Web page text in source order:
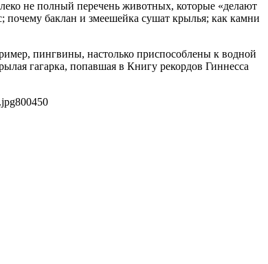
не полный перечень животных, которые «делают
баклан и змеешейка сушат крылья; как камни
пингвины, настолько приспособлены к водной
гагарка, попавшая в Книгу рекордов Гиннеcса
800450